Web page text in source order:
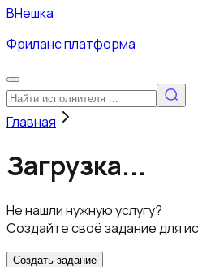
ВНешка
Фриланс платформа
Главная
Загрузка...
Не нашли нужную услугу?
Создайте своё задание для
Создать задание